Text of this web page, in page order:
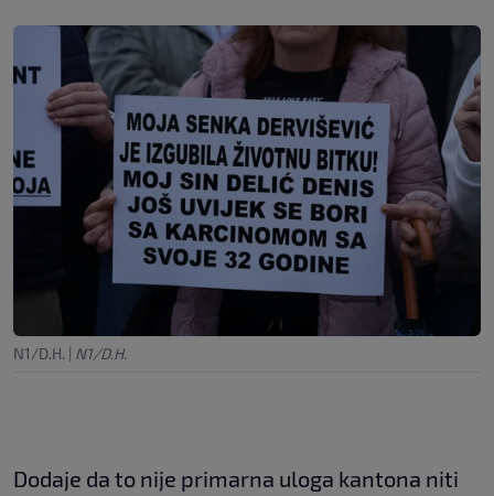
N1/D.H. | N1/D.H.
Dodaje da to nije primarna uloga kantona niti